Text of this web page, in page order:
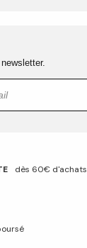
dès 60€ d'achats